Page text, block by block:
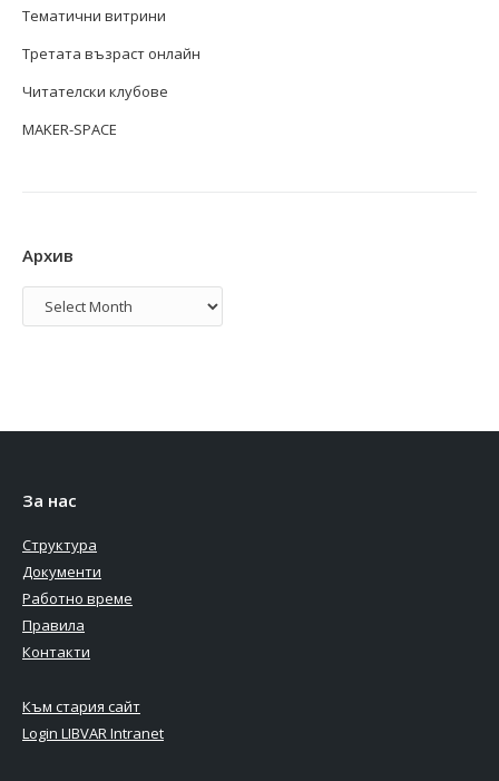
Тематични витрини
Третата възраст онлайн
Читателски клубове
MAKER-SPACE
Архив
Архив
За нас
Структура
Документи
Работно време
Правила
Контакти
Към стария сайт
Login LIBVAR Intranet